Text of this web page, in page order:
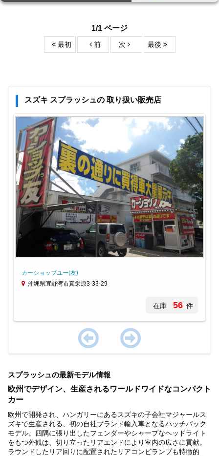
1/1 ページ
最初 前 次 最後
スズキ スプラッシュの 取り扱い販売店
カーショップユー(友)
沖縄県宜野湾市真栄原3-33-29
在庫 56 件
of
スプラッシュの最新モデル情報
欧州でデザイン、生産されるワールドワイドなコンパクト
カー
欧州で開発され、ハンガリーにあるスズキの子会社マジャールス
ズキで生産される、初の自社ブランド輸入車となるハッチバック
モデル。四隅に張り出したフェンダーやシャープなヘッドライト
をもつ外観は、切り立ったリアエンドにより室内の広さに貢献。
ラウンドしたリア回りに配置されたリアコンビランプも特徴的